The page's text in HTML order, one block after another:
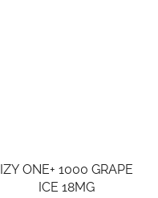
IZY ONE+ 1000 GRAPE
ICE 18MG